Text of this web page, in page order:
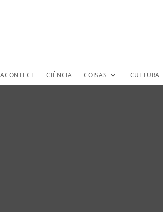
ACONTECE CIÊNCIA COISAS CULTURA